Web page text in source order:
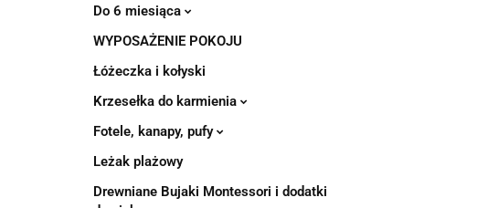
Do 6 miesiąca
WYPOSAŻENIE POKOJU
Łóżeczka i kołyski
Krzesełka do karmienia
Fotele, kanapy, pufy
Leżak plażowy
Drewniane Bujaki Montessori i dodatki